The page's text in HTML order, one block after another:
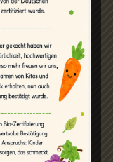
aufsuchen.
die
die für
Cookie“
als dem
betreibt,
dessen
Party